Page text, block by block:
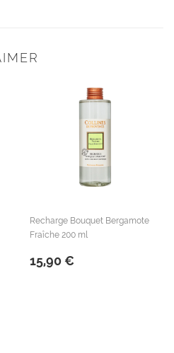
Recharge Bouquet Bergamote
Fraîche 200 ml
15,90 €